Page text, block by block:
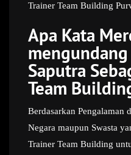
Trainer Team Building
Apa Kata
Saputra
Team
Berdasarkan Pengalaman
Negara maupun Swasta
Trainer Team Building